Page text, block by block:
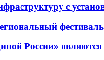
с
России» являются